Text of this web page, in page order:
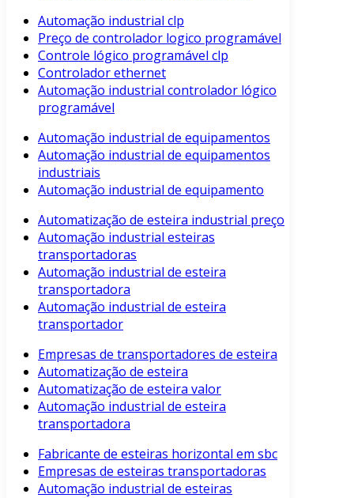
Automação industrial clp
Preço de controlador logico programável
Controle lógico programável clp
Controlador ethernet
Automação industrial controlador lógico
programável
Automação industrial de equipamentos
Automação industrial de equipamentos
industriais
Automação industrial de equipamento
Automatização de esteira industrial preço
Automação industrial esteiras
transportadoras
Automação industrial de esteira
transportadora
Automação industrial de esteira
transportador
Empresas de transportadores de esteira
Automatização de esteira
Automatização de esteira valor
Automação industrial de esteira
transportadora
Fabricante de esteiras horizontal em sbc
Empresas de esteiras transportadoras
Automação industrial de esteiras